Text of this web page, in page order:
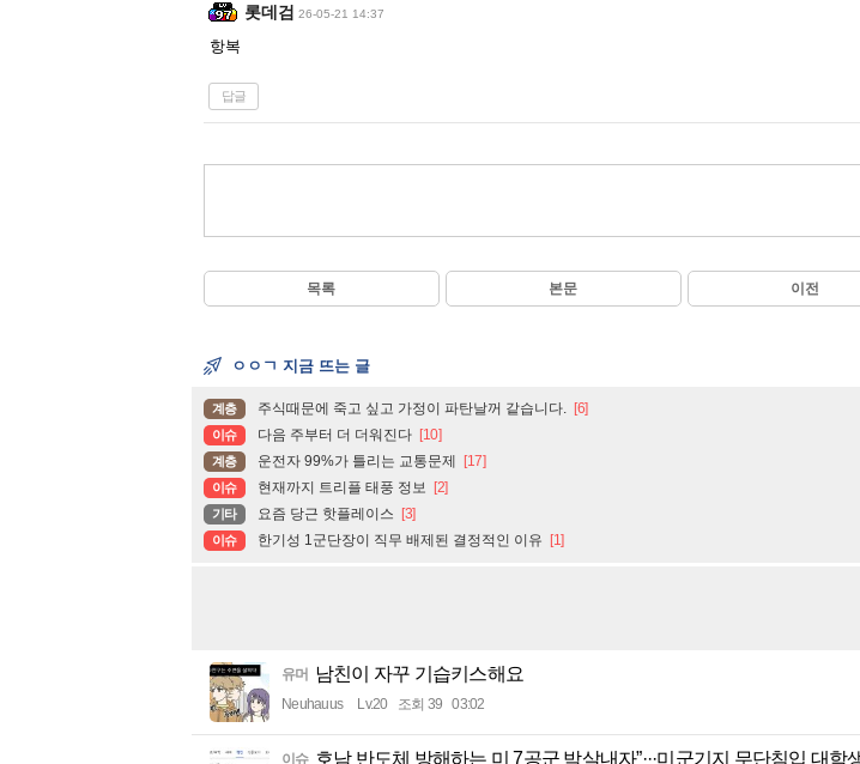
롯데검 26-05-21 14:37
항복
답글
목록 본문 이전
ㅇㅇㄱ 지금 뜨는 글
계층 주식때문에 죽고 싶고 가정이 파탄날꺼 같습니다. [6]
이슈 다음 주부터 더 더워진다 [10]
계층 운전자 99%가 틀리는 교통문제 [17]
이슈 현재까지 트리플 태풍 정보 [2]
기타 요즘 당근 핫플레이스 [3]
이슈 한기성 1군단장이 직무 배제된 결정적인 이유 [1]
유머 남친이 자꾸 기습키스해요
Neuhauus Lv.20 조회 39 03:02
이슈 호남 반도체 방해하는 미 7공군 박살내자”···미군기지 무단침입 대